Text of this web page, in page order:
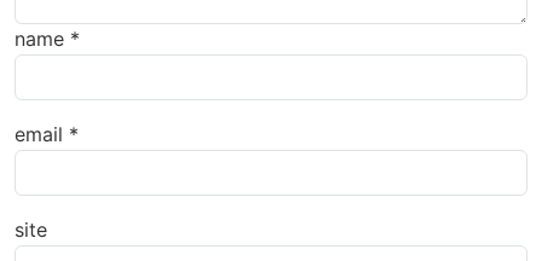
name *
email *
site